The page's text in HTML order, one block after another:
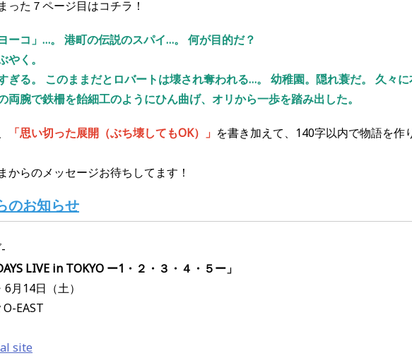
った７ページ目はコチラ！
ーコ」…。 港町の伝説のスパイ…。 何が目的だ？
やく。
ぎる。 このままだとロバートは壊され奪われる…。 幼稚園。隠れ蓑だ。 久々
両腕で鉄柵を飴細工のようにひん曲げ、オリから一歩を踏み出した。
「思い切った展開（ぶち壊してもOK）」 を書き加えて、140字以内で物語を作
からのメッセージお待ちしてます！
のお知らせ
LIVE in TOKYO ー1・２・３・４・５ー」
月14日（土）
EAST
site